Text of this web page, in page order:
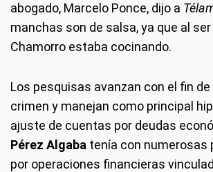
abogado, Marcelo Ponce, dijo a
manchas son de salsa, ya que al
Chamorro estaba cocinando.
Los pesquisas avanzan con el fin de
crimen y manejan como principal
ajuste de cuentas por deudas
Pérez Algaba tenía con numerosas
por operaciones financieras